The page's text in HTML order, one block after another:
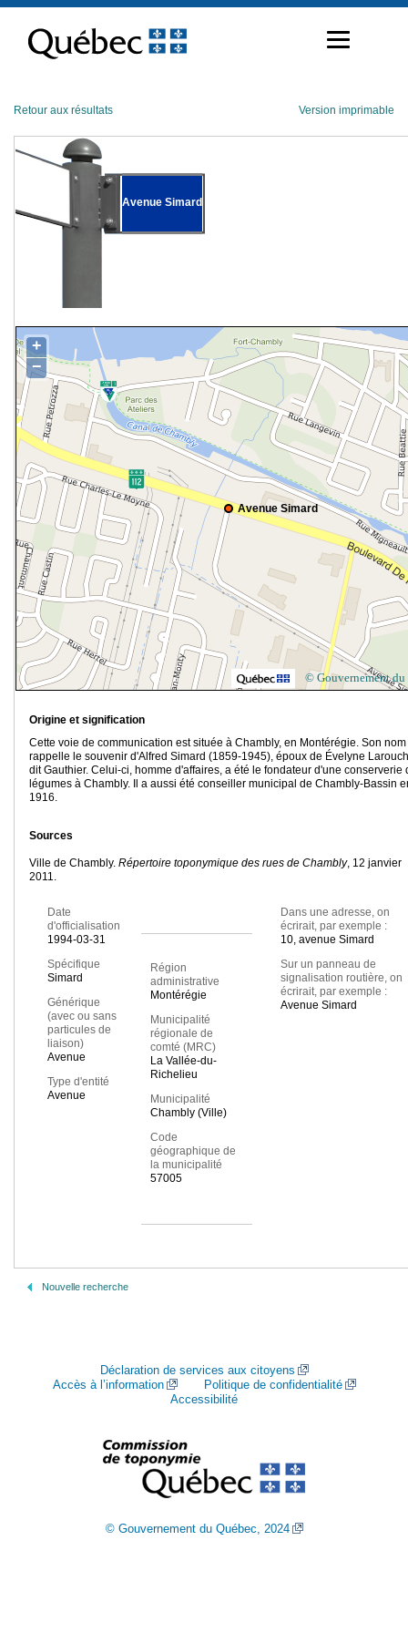
contenu
Retour aux résultats Version imprimable
Avenue Simard
Avenue Simard
+
−
© Gouvernement du
Origine et signification
Cette voie de communication est située à Chambly, en Montérégie. Son nom
rappelle le souvenir d'Alfred Simard (1859-1945), époux de Évelyne
dit Gauthier. Celui-ci, homme d'affaires, a été le fondateur d'une conserverie
légumes à Chambly. Il a aussi été conseiller municipal de Chambly-Bassin
1916.
Sources
Ville de Chambly. Répertoire toponymique des rues de Chambly, 12 janvier
2011.
Date
d'officialisation
1994-03-31
Spécifique
Simard
Générique
(avec ou sans
particules de
liaison)
Avenue
Type d'entité
Avenue
Région
administrative
Montérégie
Municipalité
régionale de
comté (MRC)
La Vallée-du-
Richelieu
Municipalité
Chambly (Ville)
Code
géographique de
la municipalité
57005
Dans une adresse, on
écrirait, par exemple :
10, avenue Simard
Sur un panneau de
signalisation routière, on
écrirait, par exemple :
Avenue Simard
Nouvelle recherche
Déclaration de services aux citoyens
Accès à l’information
Politique de confidentialité
Accessibilité
© Gouvernement du Québec, 2024